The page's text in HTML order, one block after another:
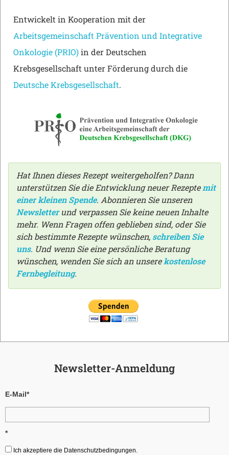
Entwickelt in Kooperation mit der
Arbeitsgemeinschaft Prävention und Integrative
Onkologie (PRIO)in der Deutschen
Krebsgesellschaft unter Förderung durch die
Deutsche Krebsgesellschaft.
Hat Ihnen dieses Rezept weitergeholfen? Dann
unterstützen Sie die Entwicklung neuer Rezeptemit
einer kleinen Spende. Abonnieren Sie unseren
Newsletterund verpassen Sie keine neuen Inhalte
mehr. Wenn Fragen offen geblieben sind, oder Sie
sich bestimmte Rezepte wünschen, schreiben Sie
uns. Und wenn Sie eine persönliche Beratung
wünschen, wenden Sie sich an unserekostenlose
Fernbegleitung.
Newsletter-Anmeldung
E-Mail*
*
Ich akzeptiere die Datenschutzbedingungen.